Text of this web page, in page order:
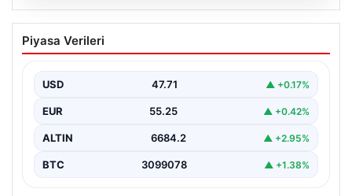
06.08.2026
Çanakkale’de böcek ilaçlaması felakete
dönüştü. Yusuf öldü, annesi yoğun
Piyasa Verileri
USD 47.71 ▲ +0.17%
EUR 55.25 ▲ +0.42%
ALTIN 6684.2 ▲ +2.95%
BTC 3099078 ▲ +1.38%